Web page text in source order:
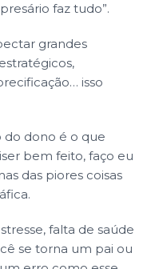
faz tudo”.
grandes
isso
do dono é o que
bem feito, faço eu
das piores coisas
falta de saúde
se torna um pai ou